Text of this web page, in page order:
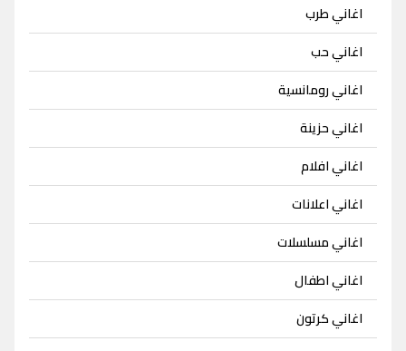
اغاني طرب
اغاني حب
اغاني رومانسية
اغاني حزينة
اغاني افلام
اغاني اعلانات
اغاني مسلسلات
اغاني اطفال
اغاني كرتون